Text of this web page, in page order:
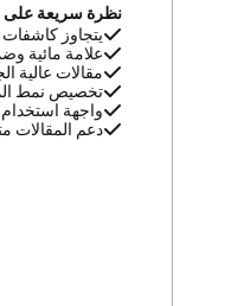
نظرة سريعة على
يتجاوز كاشفات
علامة مائية
مقالات عالية
تخصيص نمط
واجهة
دعم المقالات